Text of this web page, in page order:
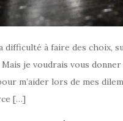
difficulté à faire des choix,
je voudrais vous
m’aider lors de mes
[…]